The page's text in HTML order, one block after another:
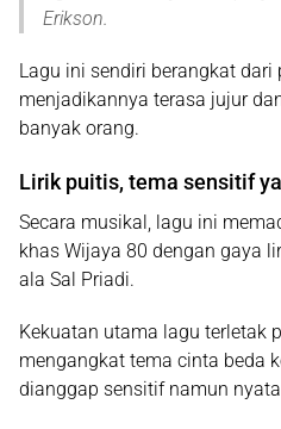
Erikson.
Lagu ini sendiri berangkat
menjadikannya terasa jujur
banyak orang.
Lirik puitis, tema sensitif
Secara musikal, lagu ini
khas Wijaya 80 dengan gaya
ala Sal Priadi.
Kekuatan utama lagu terletak
mengangkat tema cinta beda
dianggap sensitif namun